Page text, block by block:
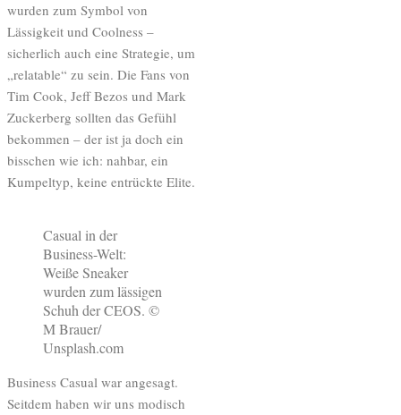
wurden zum Symbol von
Lässigkeit und Coolness –
sicherlich auch eine Strategie, um
„relatable“ zu sein. Die Fans von
Tim Cook, Jeff Bezos und Mark
Zuckerberg sollten das Gefühl
bekommen – der ist ja doch ein
bisschen wie ich: nahbar, ein
Kumpeltyp, keine entrückte Elite.
Casual in der
Business-Welt:
Weiße Sneaker
wurden zum lässigen
Schuh der CEOS. ©
M Brauer/
Unsplash.com
Business Casual war angesagt.
Seitdem haben wir uns modisch